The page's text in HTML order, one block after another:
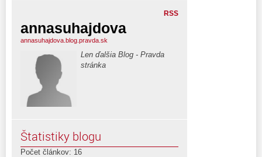
RSS
annasuhajdova
annasuhajdova.blog.pravda.sk
Len ďalšia Blog - Pravda
stránka
Štatistiky blogu
Počet článkov: 16